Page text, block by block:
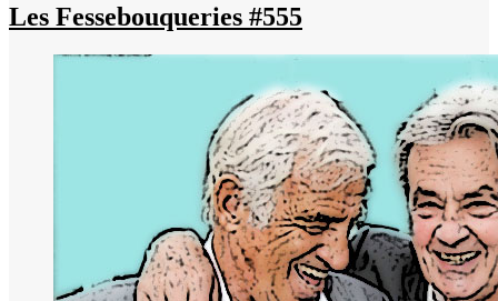
Les Fessebouqueries #555